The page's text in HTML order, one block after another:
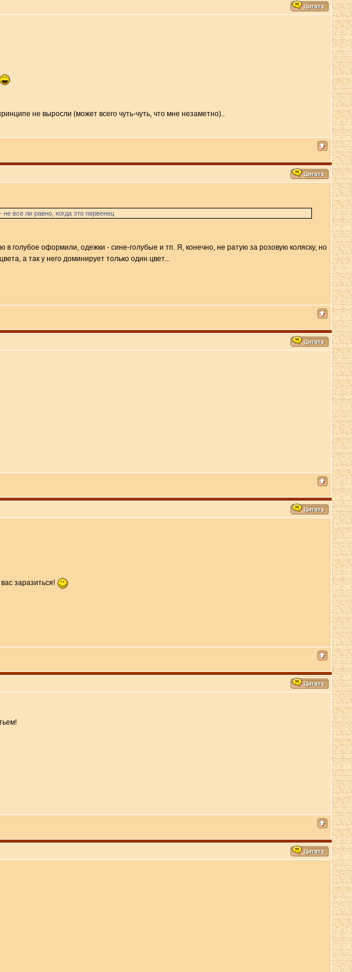
не выросли (может всего чуть-чуть, что мне незаметно)..
все ли равно, когда это первенец
в голубое оформили, одежки - сине-голубые и тп. Я, конечно, не ратую за розовую коляску, но
а так у него доминирует только один цвет...
заразиться!